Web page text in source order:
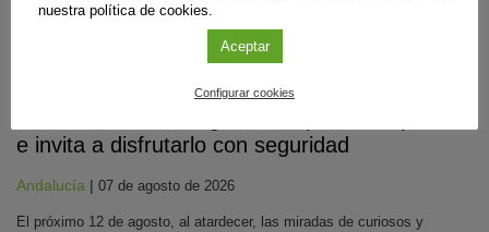
e invita a disfrutarlo con seguridad
Andalucía | 07 de agosto de 2026
El próximo 12 de agosto, al atardecer, las miradas de curiosos y
nuestra política de cookies.
Aceptar
Configurar cookies